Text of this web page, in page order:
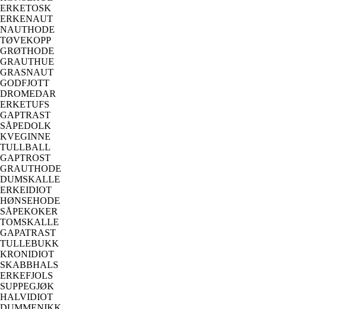
ERKETOSK
ERKENAUT
NAUTHODE
TØVEKOPP
GRØTHODE
GRAUTHUE
GRASNAUT
GODFJOTT
DROMEDAR
ERKETUFS
GAPTRAST
SÅPEDOLK
KVEGINNE
TULLBALL
GAPTROST
GRAUTHODE
DUMSKALLE
ERKEIDIOT
HØNSEHODE
SÅPEKOKER
TOMSKALLE
GAPATRAST
TULLEBUKK
KRONIDIOT
SKABBHALS
ERKEFJOLS
SUPPEGJØK
HALVIDIOT